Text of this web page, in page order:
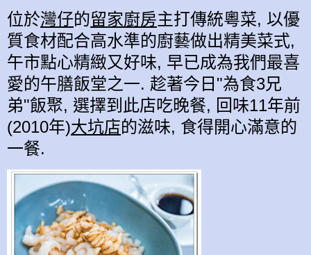
位於灣仔的留家廚房主打傳統粵菜, 以優
質食材配合高水準的廚藝做出精美菜式,
午市點心精緻又好味, 早已成為我們最喜
愛的午膳飯堂之一. 趁著今日"為食3兄
弟"飯聚, 選擇到此店吃晚餐, 回味11年前
(2010年)大坑店的滋味, 食得開心滿意的
一餐.